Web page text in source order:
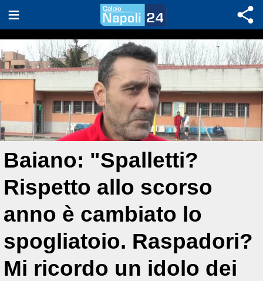
Baiano: "Spalletti?
Rispetto allo scorso
anno è cambiato lo
spogliatoio. Raspadori?
Mi ricordo un idolo dei